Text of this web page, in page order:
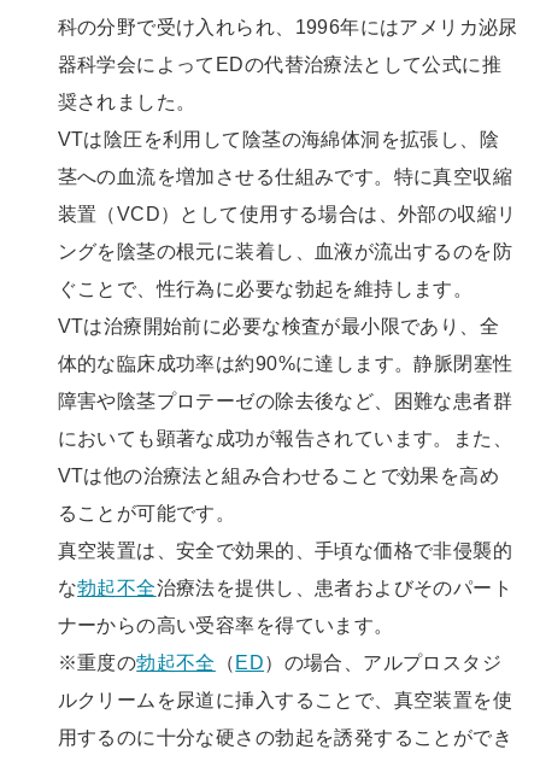
科の分野で受け入れられ、1996年にはアメリカ泌尿
器科学会によってEDの代替治療法として公式に推
奨されました。
VTは陰圧を利用して陰茎の海綿体洞を拡張し、陰
茎への血流を増加させる仕組みです。特に真空収縮
装置（VCD）として使用する場合は、外部の収縮リ
ングを陰茎の根元に装着し、血液が流出するのを防
ぐことで、性行為に必要な勃起を維持します。
VTは治療開始前に必要な検査が最小限であり、全
体的な臨床成功率は約90%に達します。静脈閉塞性
障害や陰茎プロテーゼの除去後など、困難な患者群
においても顕著な成功が報告されています。また、
VTは他の治療法と組み合わせることで効果を高め
ることが可能です。
真空装置は、安全で効果的、手頃な価格で非侵襲的
な勃起不全治療法を提供し、患者およびそのパート
ナーからの高い受容率を得ています。
※重度の勃起不全 （ED）の場合、アルプロスタジ
ルクリームを尿道に挿入することで、真空装置を使
用するのに十分な硬さの勃起を誘発することができ